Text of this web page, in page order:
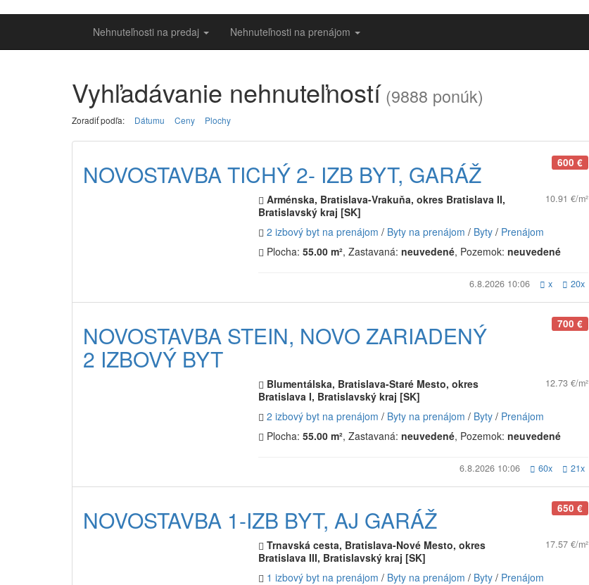
Nehnuteľnosti na predaj Nehnuteľnosti na prenájom
Vyhľadávanie nehnuteľností (9888 ponúk)
Zoradiť podľa: Dátumu Ceny Plochy
NOVOSTAVBA TICHÝ 2- IZB BYT, GARÁŽ 600 €
Arménska, Bratislava-Vrakuňa, okres Bratislava II,
Bratislavský kraj [SK]
10.91 €/m²
2 izbový byt na prenájom / Byty na prenájom / Byty / Prenájom
Plocha:55.00 m², Zastavaná:neuvedené, Pozemok:neuvedené
6.8.2026 10:06 x 20x
NOVOSTAVBA STEIN, NOVO ZARIADENÝ
2 IZBOVÝ BYT
700 €
Blumentálska, Bratislava-Staré Mesto, okres
Bratislava I, Bratislavský kraj [SK]
12.73 €/m²
2 izbový byt na prenájom / Byty na prenájom / Byty / Prenájom
Plocha:55.00 m², Zastavaná:neuvedené, Pozemok:neuvedené
6.8.2026 10:06 60x 21x
NOVOSTAVBA 1-IZB BYT, AJ GARÁŽ 650 €
Trnavská cesta, Bratislava-Nové Mesto, okres
Bratislava III, Bratislavský kraj [SK]
17.57 €/m²
1 izbový byt na prenájom / Byty na prenájom / Byty / Prenájom